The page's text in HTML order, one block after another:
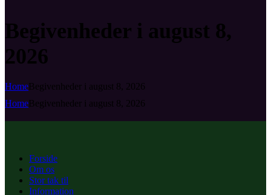
Begivenheder i august 8,
2026
HomeBegivenheder i august 8, 2026
HomeBegivenheder i august 8, 2026
Forside
Om os
Stor tak til
Information